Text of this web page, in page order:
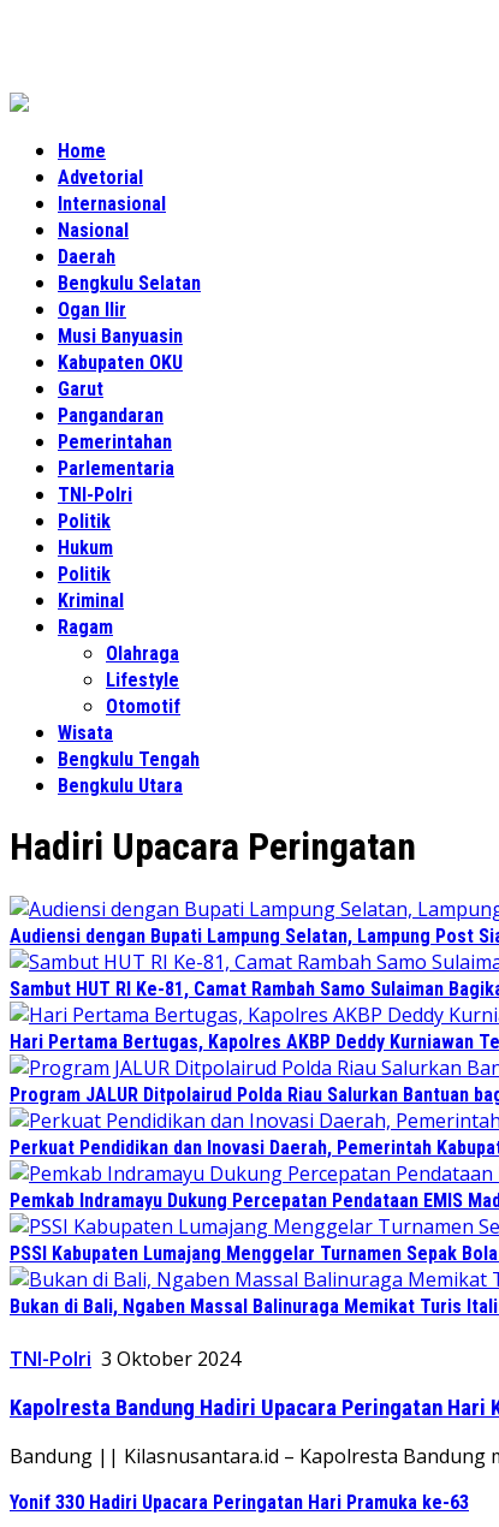
Home
Advetorial
Internasional
Nasional
Daerah
Bengkulu Selatan
Ogan Ilir
Musi Banyuasin
Kabupaten OKU
Garut
Pangandaran
Pemerintahan
Parlementaria
TNI-Polri
Politik
Hukum
Politik
Kriminal
Ragam
Olahraga
Lifestyle
Otomotif
Wisata
Bengkulu Tengah
Bengkulu Utara
Hadiri Upacara Peringatan
Audiensi dengan Bupati Lampung Selatan, Lampung Post
Sambut HUT RI Ke-81, Camat Rambah Samo Sulaiman
Hari Pertama Bertugas, Kapolres AKBP Deddy Kurniawan
Program JALUR Ditpolairud Polda Riau Salurkan Bantuan
Perkuat Pendidikan dan Inovasi Daerah, Pemerintah
Pemkab Indramayu Dukung Percepatan Pendataan EMIS
PSSI Kabupaten Lumajang Menggelar Turnamen Sepak
Bukan di Bali, Ngaben Massal Balinuraga Memikat Turis
TNI-Polri 3 Oktober 2024
Kapolresta Bandung Hadiri Upacara Peringatan Hari
Bandung || Kilasnusantara.id – Kapolresta Bandung
Yonif 330 Hadiri Upacara Peringatan Hari Pramuka ke-63